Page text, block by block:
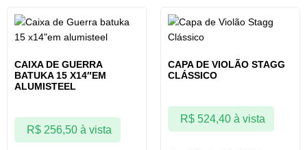
CAIXA DE GUERRA
BATUKA 15 X14″EM
ALUMISTEEL
R$256,50 à vista
CAPA DE VIOLÃO STAGG
CLÁSSICO
R$524,40 à vista